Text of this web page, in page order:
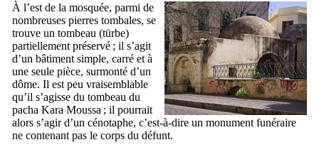
À l’est de la mosquée, parmi de
nombreuses pierres tombales, se
trouve un tombeau (türbe)
partiellement préservé ; il s’agit
d’un bâtiment simple, carré et à
une seule pièce, surmonté d’un
dôme. Il est peu vraisemblable
qu’il s’agisse du tombeau du
pacha Kara Moussa ; il pourrait
alors s’agir d’un cénotaphe, c’est-à-dire un monument funéraire
ne contenant pas le corps du défunt.